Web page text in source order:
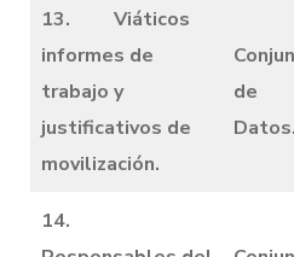
13. Viáticos
informes de
trabajo y
justificativos de
movilización.
de
Datos.
14.